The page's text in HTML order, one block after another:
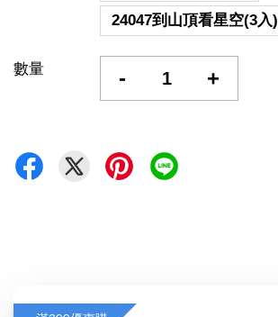
24047到山頂看星空(3入)
數量 - +